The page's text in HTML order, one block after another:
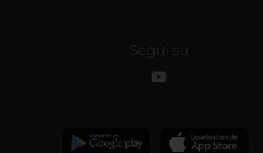
Segui su